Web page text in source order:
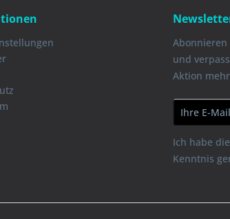
Abonnieren
und
Aktion
Ich habe die
Kenntnis